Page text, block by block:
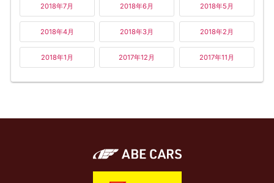
2018年7月 2018年6月 2018年5月
2018年4月 2018年3月 2018年2月
2018年1月 2017年12月 2017年11月